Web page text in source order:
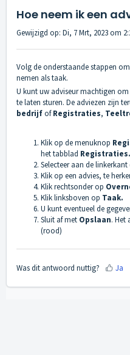
Hoe neem ik een
Gewijzigd op: Di, 7 Mrt, 2023 om
Volg de onderstaande stappen
nemen als taak.
U kunt uw adviseur machtigen
te laten sturen. De adviezen zijn
bedrijfofRegistraties,
Klik op de menuknop
het tabblad Registraties.
Selecteer aan de linkerkant
Klik op een advies, te
Klik rechtsonder op
Klik linksboven op Taak.
U kunt eventueel de
Sluit af met Opslaan. Het
(rood)
Was dit antwoord nuttig? Ja